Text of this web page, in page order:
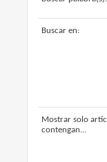
Buscar en:
Mostrar solo
contengan...